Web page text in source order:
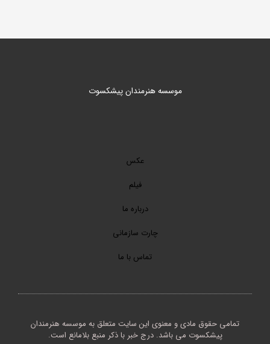
موسسه هنرمندان پیشکسوت
عکس
فیلم
درباره ما
چارت سازمانی
تماس با ما
تمامی حقوق مادی و معنوی این سایت متعلق به موسسه هنرمندان
پیشکسوت می باشد. درج خبر با ذکر منبع بلامانع است.